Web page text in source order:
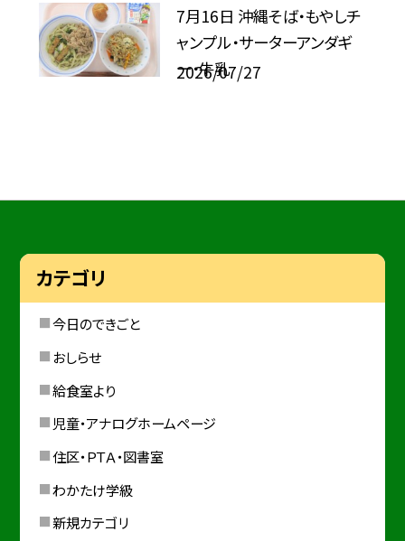
7月16日 沖縄そば・もやしチ
ャンプル・サーターアンダギ
ー・牛乳
2026/07/27
カテゴリ
今日のできごと
おしらせ
給食室より
児童・アナログホームページ
住区・ＰＴＡ・図書室
わかたけ学級
新規カテゴリ